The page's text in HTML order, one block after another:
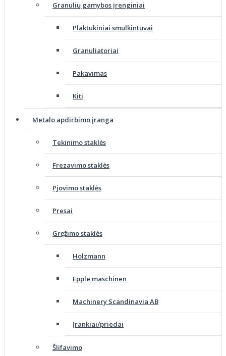
Granulių gamybos įrenginiai
Plaktukiniai smulkintuvai
Granuliatoriai
Pakavimas
Kiti
Metalo apdirbimo įranga
Tekinimo staklės
Frezavimo staklės
Pjovimo staklės
Presai
Gręžimo staklės
Holzmann
Epple maschinen
Machinery Scandinavia AB
Įrankiai/priedai
Šlifavimo